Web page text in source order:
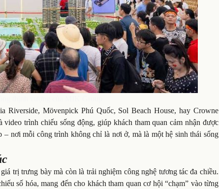
Mövenpick Phú Quốc, Sol Beach House, hay Crowne
trình chiếu sống động, giúp khách tham quan cảm nhận được
nơi mỗi công trình không chỉ là nơi ở, mà là một hệ sinh thái sống
trị trưng bày mà còn là trải nghiệm công nghệ tương tác đa chiều.
số hóa, mang đến cho khách tham quan cơ hội “chạm” vào từng